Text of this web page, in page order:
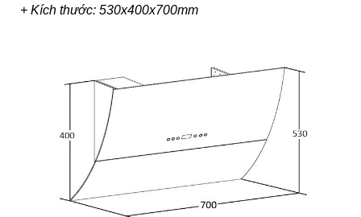
+ Kích thước: 530x400x700mm